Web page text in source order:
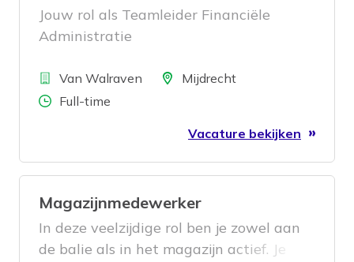
Jouw rol als Teamleider Financiële
Administratie
BedrijfVan Walraven LocatieMijdrecht
Aantal uren
Full-time
Vacature bekijken
Magazijnmedewerker
In deze veelzijdige rol ben je zowel aan
de balie als in het magazijn actief. Je